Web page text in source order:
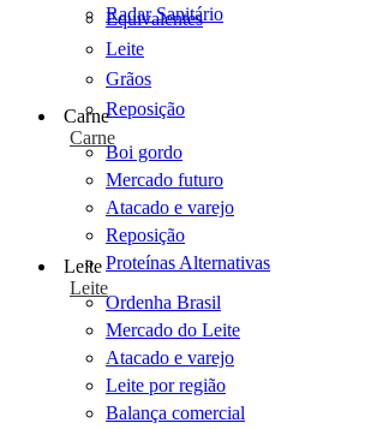
Radar Sanitário
Equivalentes
Leite
Grãos
Reposição
Carne
Carne
Boi gordo
Mercado futuro
Atacado e varejo
Reposição
Proteínas Alternativas
Leite
Leite
Ordenha Brasil
Mercado do Leite
Atacado e varejo
Leite por região
Balança comercial